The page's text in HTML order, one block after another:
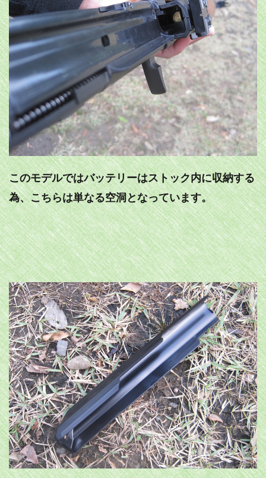
このモデルではバッテリーはストック内に収納する
為、こちらは単なる空洞となっています。